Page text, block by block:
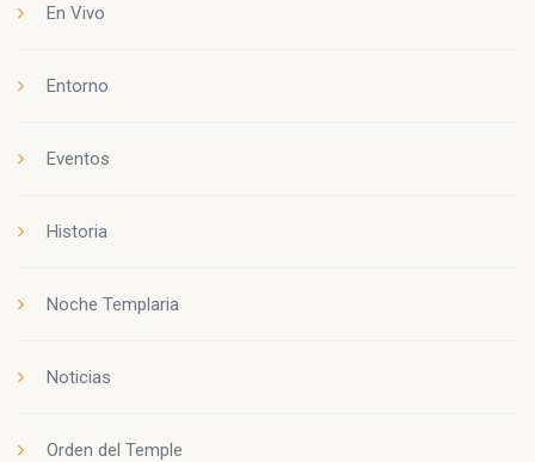
En Vivo
Entorno
Eventos
Historia
Noche Templaria
Noticias
Orden del Temple